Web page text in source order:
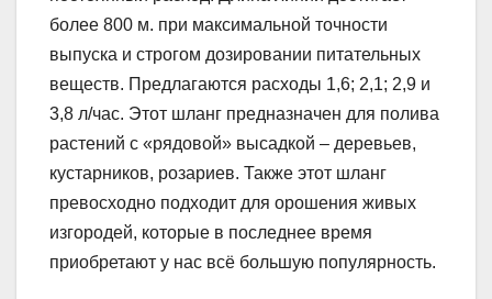
более 800 м. при максимальной точности
выпуска и строгом дозировании питательных
веществ. Предлагаются расходы 1,6; 2,1; 2,9 и
3,8 л/час. Этот шланг предназначен для полива
растений с «рядовой» высадкой – деревьев,
кустарников, розариев. Также этот шланг
превосходно подходит для орошения живых
изгородей, которые в последнее время
приобретают у нас всё большую популярность.